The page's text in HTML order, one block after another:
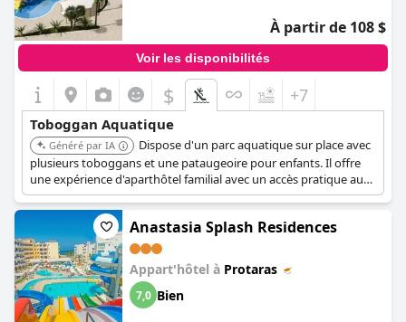
À partir de 108 $
Voir les disponibilités
$ +7
Toboggan Aquatique
Généré par IA
Dispose d'un parc aquatique sur place avec
plusieurs toboggans et une pataugeoire pour enfants. Il offre
une expérience d'aparthôtel familial avec un accès pratique aux
divertissements aquatiques.
Anastasia Splash Residences
Appart'hôtel à Protaras
7,0 Bien